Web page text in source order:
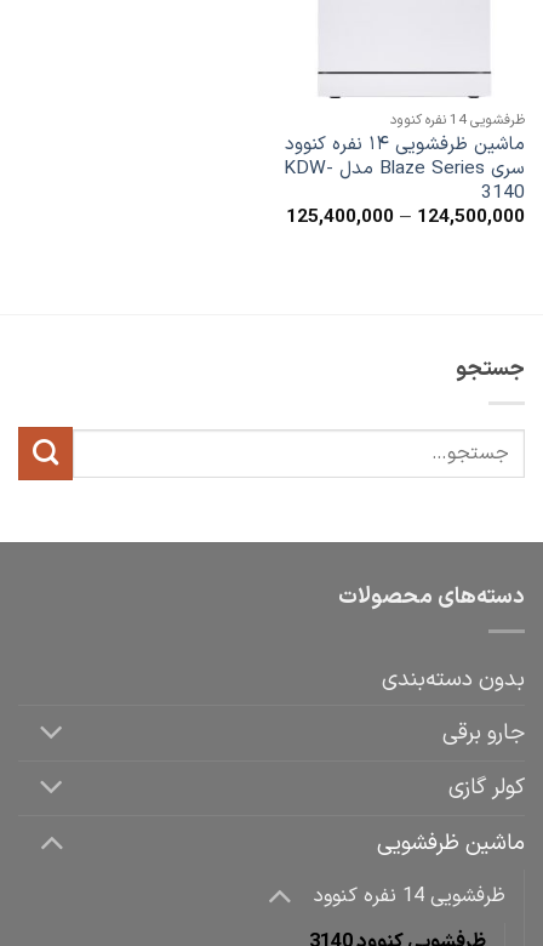
ظرفشویی 14 نفره کنوود
ماشین ظرفشویی ۱۴ نفره کنوود
سری Blaze Series مدل KDW-
3140
124,500,000
–
125,400,000محدوده
جستجو
دسته‌های محصولات
بدون دسته‌بندی
جارو برقی
کولر گازی
ماشین ظرفشویی
ظرفشویی 14 نفره کنوود